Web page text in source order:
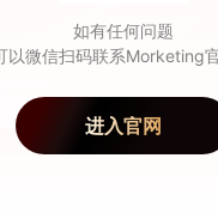
区首届滨海全明星电
局出席2024年华为开
优势，也深化了与中
海马旅游基础设施、
，旅游发展局经政府
如有任何问题
以微信扫码联系Morketing
进入官网